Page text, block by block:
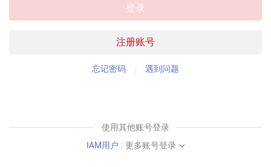
注册账号
登录
忘记密码 遇到问题
使用其他账号登录
IAM用户 | 更多账号登录